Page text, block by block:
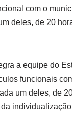
com o
deles, de 20
a equipe do
funcionais
um deles, de